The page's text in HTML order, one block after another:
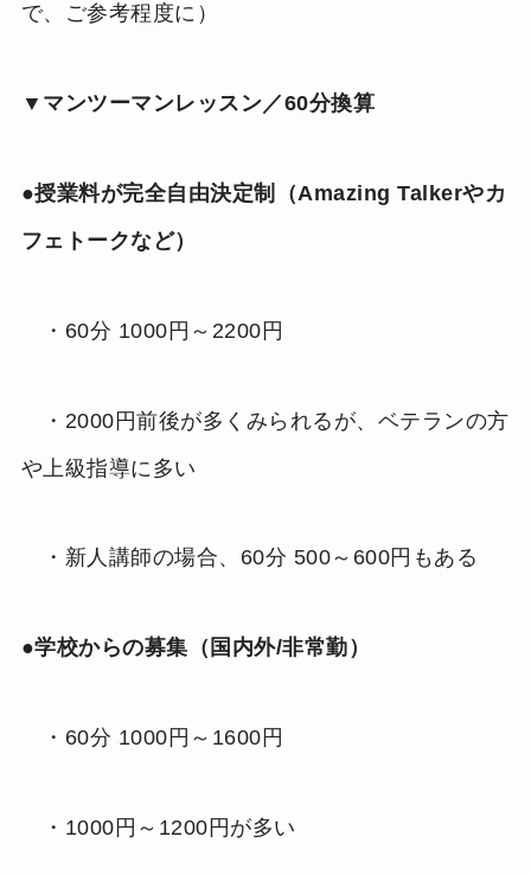
で、ご参考程度に）
▼マンツーマンレッスン／60分換算
●授業料が完全自由決定制（Amazing Talkerやカ
フェトークなど）
・60分 1000円～2200円
・2000円前後が多くみられるが、ベテランの方
や上級指導に多い
・新人講師の場合、60分 500～600円もある
●学校からの募集（国内外/非常勤）
・60分 1000円～1600円
・1000円～1200円が多い